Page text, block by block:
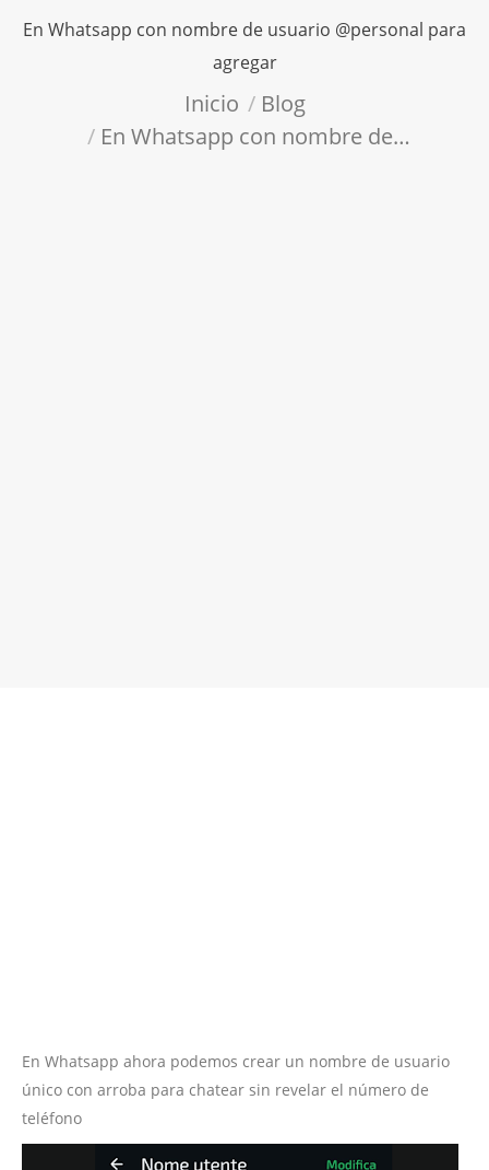
En Whatsapp con nombre de usuario @personal para
agregar
Inicio
Blog
En Whatsapp con nombre de…
En Whatsapp ahora podemos crear un nombre de usuario
único con arroba para chatear sin revelar el número de
teléfono